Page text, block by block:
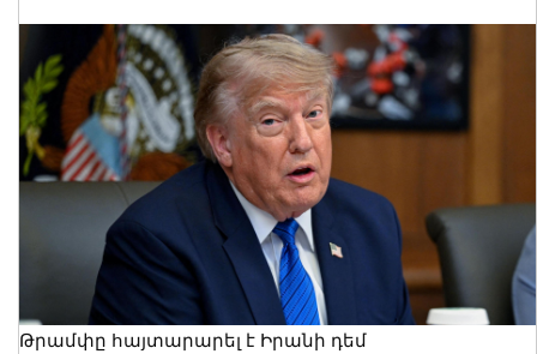
Ալեքսանդրա Քոուլը շարունակում է
բացահայտել Հայաստանը․ Մեծ
Բրիտանիայի դեսպանը հայերեն է
խոսում․ տեսանյութ
06 Օգոստոս, 2026 23:30
Թրամփը հայտարարել է Իրանի դեմ